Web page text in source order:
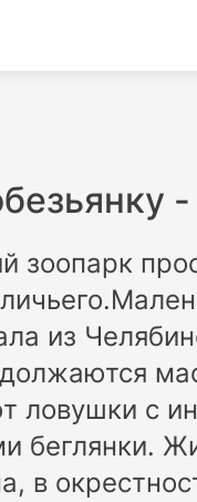
-
зоопарк
из
ловушки с
беглянки.
в